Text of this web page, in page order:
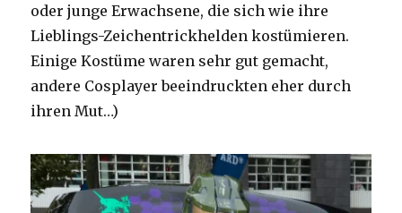
oder junge Erwachsene, die sich wie ihre
Lieblings-Zeichentrickhelden kostümieren.
Einige Kostüme waren sehr gut gemacht,
andere Cosplayer beeindruckten eher durch
ihren Mut…)